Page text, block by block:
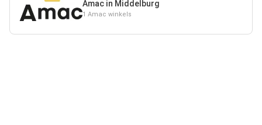
Amac in Middelburg
1 Amac winkels